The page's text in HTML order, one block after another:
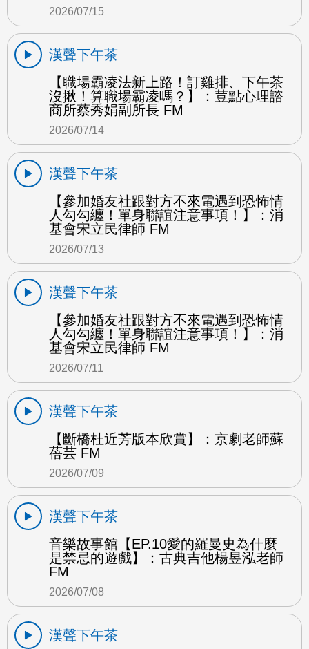
2026/07/15
漢聲下午茶
【職場霸凌法新上路！訂雞排、下午茶
沒揪！算職場霸凌嗎？】：荳點心理諮
商所蔡秀娟副所長 FM
2026/07/14
漢聲下午茶
【參加婚友社跟對方不來電遇到恐怖情
人勾勾纏！單身聯誼注意事項！】：消
基會宋立民律師 FM
2026/07/13
漢聲下午茶
【參加婚友社跟對方不來電遇到恐怖情
人勾勾纏！單身聯誼注意事項！】：消
基會宋立民律師 FM
2026/07/11
漢聲下午茶
【斷橋杜近芳版本欣賞】：京劇老師蘇
蓓芸 FM
2026/07/09
漢聲下午茶
音樂故事館【EP.10愛的羅曼史為什麼
是禁忌的遊戲】：古典吉他楊昱泓老師
FM
2026/07/08
漢聲下午茶